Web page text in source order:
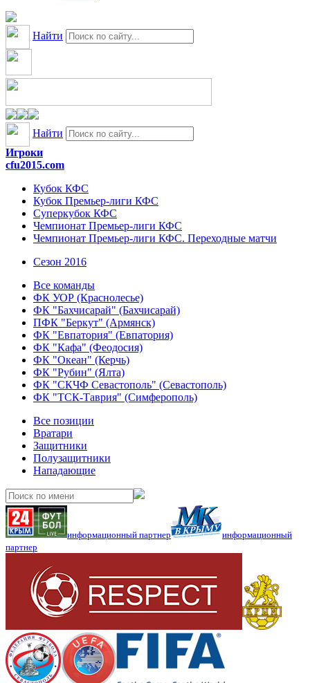
Найти
Найти
Игроки
cfu2015.com
Кубок КФС
Кубок Премьер-лиги КФС
Суперкубок КФС
Чемпионат Премьер-лиги КФС
Чемпионат Премьер-лиги КФС. Переходные матчи
Сезон 2016
Все команды
ФК УОР (Краснолесье)
ФК "Бахчисарай" (Бахчисарай)
ПФК "Беркут" (Армянск)
ФК "Евпатория" (Евпатория)
ФК "Кафа" (Феодосия)
ФК "Океан" (Керчь)
ФК "Рубин" (Ялта)
ФК "СКЧФ Севастополь" (Севастополь)
ФК "ТСК-Таврия" (Симферополь)
Все позиции
Вратари
Защитники
Полузащитники
Нападающие
информационный партнер
информационный
партнер